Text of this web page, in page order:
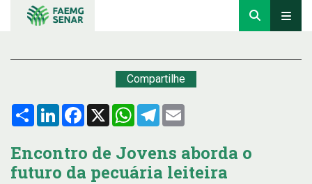
Compartilhe
Compartilhar
LinkedInFacebook
X WhatsApp
Telegram
Encontro de Jovens aborda o
futuro da pecuária leiteira